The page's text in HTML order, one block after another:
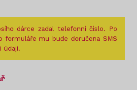
dárce zadal telefonní číslo. Po
formuláře mu bude doručena SMS
údaji.